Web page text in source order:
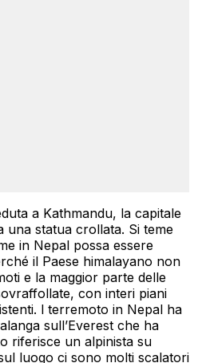
a Kathmandu, la capitale
una statua crollata. Si teme
in Nepal possa essere
il Paese himalayano non
e la maggior parte delle
con interi piani
l terremoto in Nepal ha
sull’Everest che ha
riferisce un alpinista su
luogo ci sono molti scalatori